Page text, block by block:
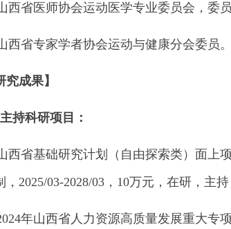
西省医师协会运动医学专业委员会，委员
西省专家学者协会运动与健康分会委员。
究成果】
主持科研项目 ：
西省基础研究计划（自由探索类）面上
，2025/03-2028/03，10万元，在研，主持
年山西省人力资源高质量发展重大专